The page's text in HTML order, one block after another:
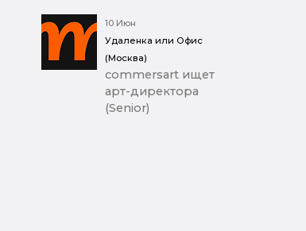
10 Июн
Удаленка или Офис
(Москва)
commersart ищет
арт-директора
(Senior)